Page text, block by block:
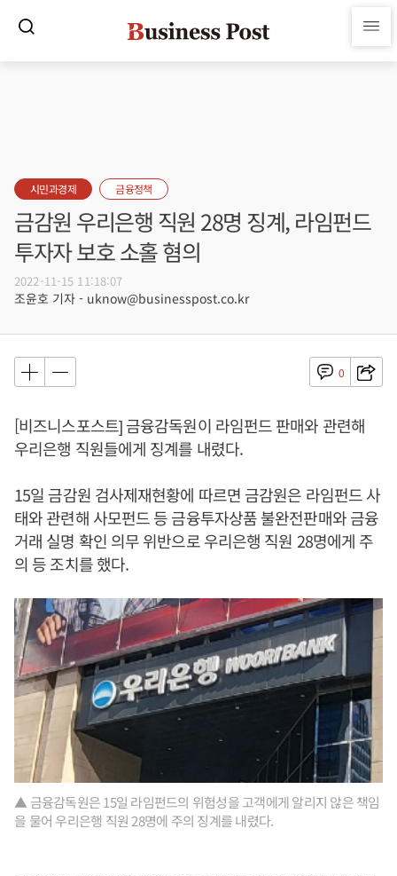
시민과경제 금융정책
금감원 우리은행 직원 28명 징계, 라임펀드
투자자 보호 소홀 혐의
2022-11-15 11:18:07
조윤호 기자 - uknow@businesspost.co.kr
0
[비즈니스포스트] 금융감독원이 라임펀드 판매와 관련해
우리은행 직원들에게 징계를 내렸다.
15일 금감원 검사제재현황에 따르면 금감원은 라임펀드 사
태와 관련해 사모펀드 등 금융투자상품 불완전판매와 금융
거래 실명 확인 의무 위반으로 우리은행 직원 28명에게 주
의 등 조치를 했다.
▲ 금융감독원은 15일 라임펀드의 위험성을 고객에게 알리지 않은 책임
을 물어 우리은행 직원 28명에 주의 징계를 내렸다.